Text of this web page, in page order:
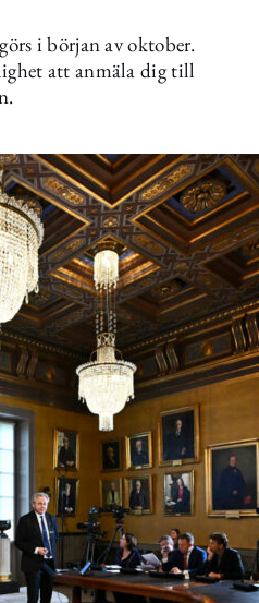
i början av oktober.
att anmäla dig till